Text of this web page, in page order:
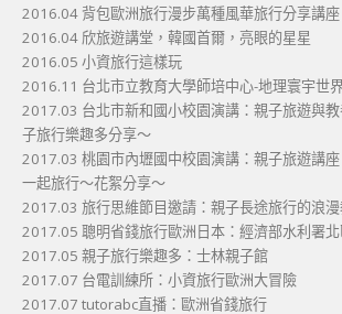
2016.04 背包歐洲旅行漫步萬種風華旅行分享講座
2016.04 欣旅遊講堂，韓國首爾，亮眼的星星
2016.05 小資旅行這樣玩
2016.11 台北市立教育大學師培中心-地理寰宇世
2017.03 台北市新和國小校園演講：親子旅遊與
子旅行樂趣多分享～
2017.03 桃園市內壢國中校園演講：親子旅遊講
一起旅行～花絮分享～
2017.03 旅行思維節目邀請：親子長途旅行的浪
2017.05 聰明省錢旅行歐洲日本：經濟部水利署北
2017.05 親子旅行樂趣多：士林親子館
2017.07 台電訓練所：小資旅行歐洲大冒險
2017.07 tutorabc直播：歐洲省錢旅行